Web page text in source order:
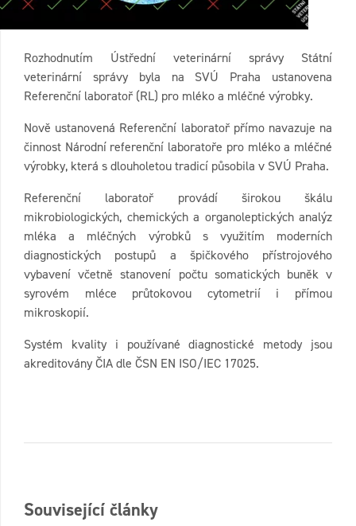
Rozhodnutím Ústřední veterinární správy Státní
veterinární správy byla na SVÚ Praha ustanovena
Referenční laboratoř (RL) pro mléko a mléčné výrobky.
Nově ustanovená Referenční laboratoř přímo navazuje na
činnost Národní referenční laboratoře pro mléko a mléčné
výrobky, která s dlouholetou tradicí působila v SVÚ Praha.
Referenční laboratoř provádí širokou škálu
mikrobiologických, chemických a organoleptických analýz
mléka a mléčných výrobků s využitím moderních
diagnostických postupů a špičkového přístrojového
vybavení včetně stanovení počtu somatických buněk v
syrovém mléce průtokovou cytometrií i přímou
mikroskopií.
Systém kvality i používané diagnostické metody jsou
akreditovány ČIA dle ČSN EN ISO/IEC 17025.
Související články